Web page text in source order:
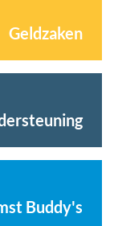
Geldzaken
Buddy's